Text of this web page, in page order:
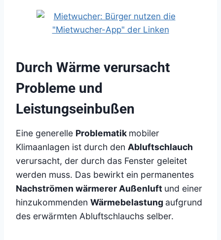
Durch Wärme verursacht
Probleme und
Leistungseinbußen
Eine generelle Problematik mobiler
Klimaanlagen ist durch den Abluftschlauch
verursacht, der durch das Fenster geleitet
werden muss. Das bewirkt ein permanentes
Nachströmen wärmerer Außenluft und einer
hinzukommenden Wärmebelastung aufgrund
des erwärmten Abluftschlauchs selber.